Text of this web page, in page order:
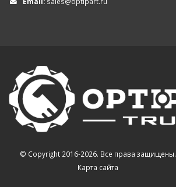
© Copyright 2016-2026. Все права защищены.
Карта сайта